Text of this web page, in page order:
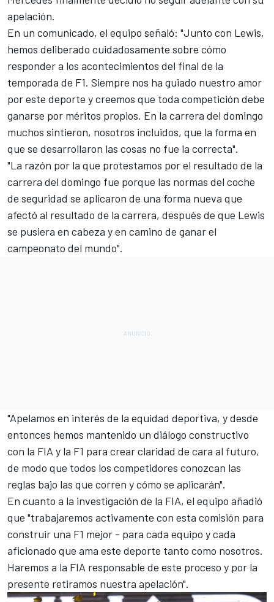
apelación.
En un comunicado, el equipo señaló: "Junto con Lewis,
hemos deliberado cuidadosamente sobre cómo
responder a los acontecimientos del final de la
temporada de F1. Siempre nos ha guiado nuestro amor
por este deporte y creemos que toda competición debe
ganarse por méritos propios. En la carrera del domingo
muchos sintieron, nosotros incluidos, que la forma en
que se desarrollaron las cosas no fue la correcta".
"La razón por la que protestamos por el resultado de la
carrera del domingo fue porque las normas del coche
de seguridad se aplicaron de una forma nueva que
afectó al resultado de la carrera, después de que Lewis
se pusiera en cabeza y en camino de ganar el
campeonato del mundo".
"Apelamos en interés de la equidad deportiva, y desde
entonces hemos mantenido un diálogo constructivo
con la FIA y la F1 para crear claridad de cara al futuro,
de modo que todos los competidores conozcan las
reglas bajo las que corren y cómo se aplicarán".
En cuanto a la investigación de la FIA, el equipo añadió
que "trabajaremos activamente con esta comisión para
construir una F1 mejor - para cada equipo y cada
aficionado que ama este deporte tanto como nosotros.
Haremos a la FIA responsable de este proceso y por la
presente retiramos nuestra apelación".